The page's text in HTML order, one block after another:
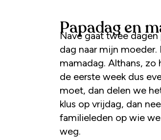
Papadag en
Navé gaat twee
dag naar mijn
mamadag. Althans,
de eerste week dus
moet, dan delen we
klus op vrijdag, dan
familieleden op wie
weg.